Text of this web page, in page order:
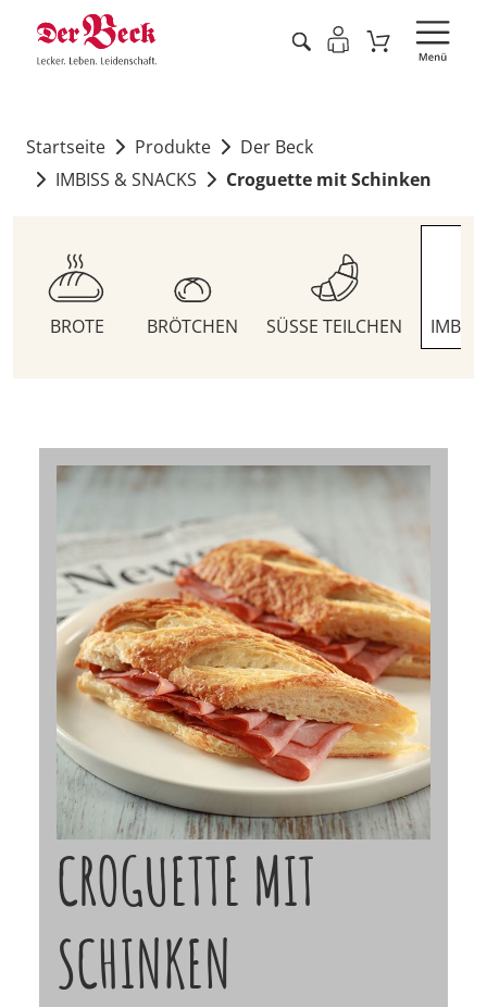
Startseite Produkte
Der Beck
IMBISS & SNACKS
Croguette mit Schinken
BROTE BRÖTCHEN SÜSSE TEILCHEN
CROGUETTE MIT
SCHINKEN